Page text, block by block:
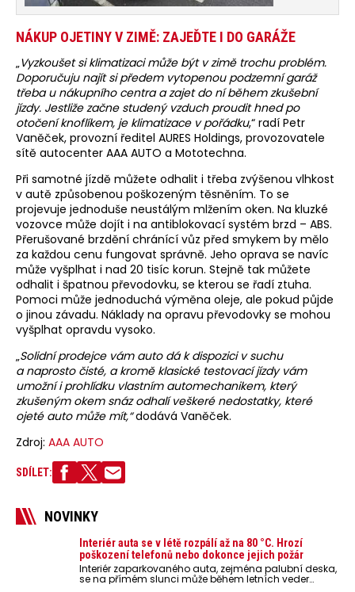
finalista
evropské
ankety Auto
roku,
vstupuje na
český trh
s cenovkou
od
899 980 Kč.
Je tak jen
o 50 tisíc
Sportage,
zároveň tak
posílá „do
důchodu“
stávající
elektrickou
Kiu
podobné
velikosti –
Niro EV se
totiž
prodává
1 109 980 Kč.
A hlavně –
EV3 dojede
na jedno
nabití až do
NÁKUP OJETINY V ZIMĚ: ZAJEĎTE I DO GARÁŽE
„Vyzkoušet si klimatizaci může být v zimě trochu problém.
Doporučuju najít si předem vytopenou podzemní garáž
třeba u nákupního centra a zajet do ní během zkušební
jízdy. Jestliže začne studený vzduch proudit hned po
otočení knoflíkem, je klimatizace v pořádku,“ radí Petr
Vaněček, provozní ředitel AURES Holdings, provozovatele
sítě autocenter AAA AUTO a Mototechna.
Při samotné jízdě můžete odhalit i třeba zvýšenou vlhkost
v autě způsobenou poškozeným těsněním. To se
projevuje jednoduše neustálým mlžením oken. Na kluzké
vozovce může dojít i na antiblokovací systém brzd – ABS.
Přerušované brzdění chránící vůz před smykem by mělo
za každou cenu fungovat správně. Jeho oprava se navíc
může vyšplhat i nad 20 tisíc korun. Stejně tak můžete
odhalit i špatnou převodovku, se kterou se řadí ztuha.
Pomoci může jednoduchá výměna oleje, ale pokud půjde
o jinou závadu. Náklady na opravu převodovky se mohou
vyšplhat opravdu vysoko.
„Solidní prodejce vám auto dá k dispozici v suchu
a naprosto čisté, a kromě klasické testovací jízdy vám
umožní i prohlídku vlastním automechanikem, který
zkušeným okem snáz odhalí veškeré nedostatky, které
ojeté auto může mít,“dodává Vaněček.
Zdroj: AAA AUTO
SDÍLET:
NOVINKY
Interiér auta se v létě rozpálí až na 80 °C. Hrozí
poškození telefonů nebo dokonce jejich požár
Interiér zaparkovaného auta, zejména palubní deska,
se na přímém slunci může během letních veder